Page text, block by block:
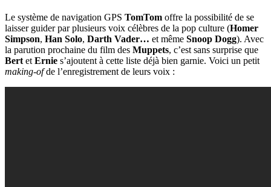
Le système de navigation GPS TomTom offre la possibilité de se
laisser guider par plusieurs voix célèbres de la pop culture (Homer
Simpson, Han Solo, Darth Vader… et même Snoop Dogg). Avec
la parution prochaine du film des Muppets, c’est sans surprise que
Bert et Ernie s’ajoutent à cette liste déjà bien garnie. Voici un petit
making-ofde l’enregistrement de leurs voix :